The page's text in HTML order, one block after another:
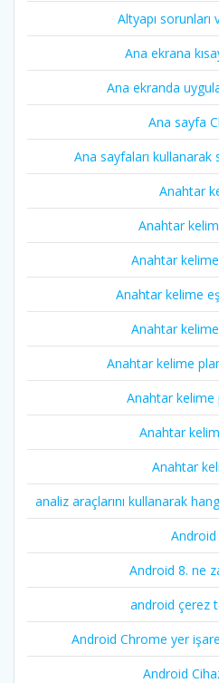
Altyapı sorunları
Ana ekrana
Ana ekranda
Ana sayfa
Ana sayfaları kullanarak
Anahtar
Anahtar
Anahtar
Anahtar kelime
Anahtar kelime
Anahtar kelime
Anahtar kelime
Anahtar
Anahtar
analiz araçlarını kullanarak
Android 8. ne
android çerez
Android Chrome yer
Android